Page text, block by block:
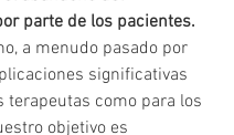
parte de los pacientes.
a menudo pasado por
significativas
terapeutas como para los
objetivo es